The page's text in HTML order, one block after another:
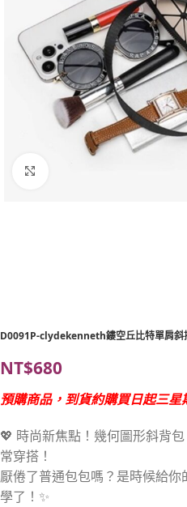
D0091P-clydekenneth鏤空丘比特單肩斜
NT$680
預購商品，到貨約購買日起三星
💖 時尚新焦點！幾何圖形斜背
常穿搭！
厭倦了普通包包嗎？是時候給
學了！✨